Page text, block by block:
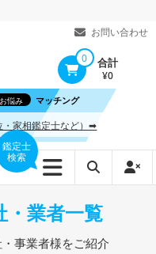
お問い合わせ
0 合計
¥0
お悩み マッチング
・家相鑑定士など）➡
鑑定士
検索
・業者一覧
事業者様をご紹介